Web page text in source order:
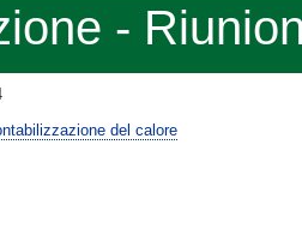
-
del calore